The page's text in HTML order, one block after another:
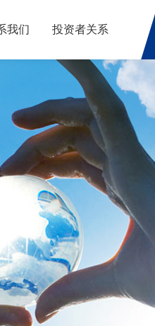
我们 投资者关系